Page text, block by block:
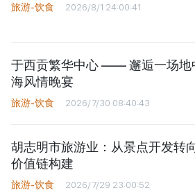
旅游-饮食 2026/8/1 24:00:41
于西贡繁华中心 —— 邂逅一场地
海风情晚宴
旅游-饮食 2026/7/30 08:40:43
胡志明市旅游业：从景点开发转
价值链构建
旅游-饮食 2026/7/29 23:00:52